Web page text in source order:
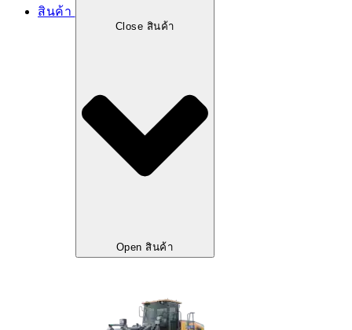
สินค้า
Close สินค้า
Open สินค้า